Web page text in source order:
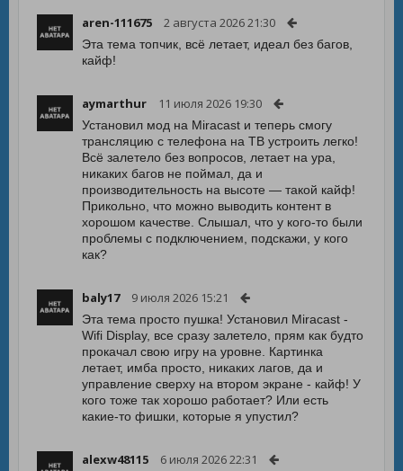
aren-111675 2 августа 2026 21:30
Эта тема топчик, всё летает, идеал без багов,
кайф!
aymarthur 11 июля 2026 19:30
Установил мод на Miracast и теперь смогу
трансляцию с телефона на ТВ устроить легко!
Всё залетело без вопросов, летает на ура,
никаких багов не поймал, да и
производительность на высоте — такой кайф!
Прикольно, что можно выводить контент в
хорошом качестве. Слышал, что у кого-то были
проблемы с подключением, подскажи, у кого
как?
baly17 9 июля 2026 15:21
Эта тема просто пушка! Установил Miracast -
Wifi Display, все сразу залетело, прям как будто
прокачал свою игру на уровне. Картинка
летает, имба просто, никаких лагов, да и
управление сверху на втором экране - кайф! У
кого тоже так хорошо работает? Или есть
какие-то фишки, которые я упустил?
alexw48115 6 июля 2026 22:31